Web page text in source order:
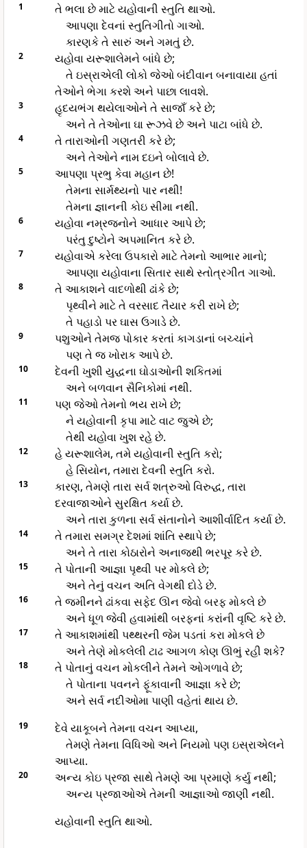
1
તે ભલા છે માટે યહોવાની સ્તુતિ થાઓ.
આપણા દેવનાં સ્તુતિગીતો ગાઓ.
કારણકે તે સારું અને ગમતું છે.
2
યહોવા યરૂશાલેમને બાંધે છે;
તે ઇસ્રાએલી લોકો જેઓ બંદીવાન બનાવાયા હતાં
તેઓને ભેગા કરશે અને પાછા લાવશે.
3
હૃદયભંગ થયેલાઓને તે સાજાઁ કરે છે;
અને તે તેઓના ઘા રૂઝવે છે અને પાટા બાંધે છે.
4
તે તારાઓની ગણતરી કરે છે;
અને તેઓને નામ દઇને બોલાવે છે.
5
આપણા પ્રભુ કેવા મહાન છે!
તેમના સાર્મથ્યનો પાર નથી!
તેમના જ્ઞાનની કોઇ સીમા નથી.
6
યહોવા નમ્રજનોને આધાર આપે છે;
પરંતુ દુષ્ટોને અપમાનિત કરે છે.
7
યહોવાએ કરેલા ઉપકારો માટે તેમનો આભાર માનો;
આપણા યહોવાના સિતાર સાથે સ્તોત્રગીત ગાઓ.
8
તે આકાશને વાદળોથી ઢાંકે છે;
પૃથ્વીને માટે તે વરસાદ તૈયાર કરી રાખે છે;
તે પહાડો પર ઘાસ ઉગાડે છે.
9
પશુઓને તેમજ પોકાર કરતાં કાગડાનાં બચ્ચાંને
પણ તે જ ખોરાક આપે છે.
10
દેવની ખુશી યુદ્ધના ઘોડાઓની શકિતમાં
અને બળવાન સૈનિકોમાં નથી.
11
પણ જેઓ તેમનો ભય રાખે છે;
ને યહોવાની કૃપા માટે વાટ જુએ છે;
તેથી યહોવા ખુશ રહે છે.
12
હે યરૂશાલેમ, તમે યહોવાની સ્તુતિ કરો;
હે સિયોન, તમારા દેવની સ્તુતિ કરો.
13
કારણ, તેમણે તારા સર્વ શત્રુઓ વિરુદ્ધ, તારા
દરવાજાઓને સુરક્ષિત કર્યા છે.
અને તારા કુળના સર્વ સંતાનોને આશીર્વાદિત કર્યા છે.
14
તે તમારા સમગ્ર દેશમાં શાંતિ સ્થાપે છે;
અને તે તારા કોઠારોને અનાજથી ભરપૂર કરે છે.
15
તે પોતાની આજ્ઞા પૃથ્વી પર મોકલે છે;
અને તેનું વચન અતિ વેગથી દોડે છે.
16
તે જમીનને ઢાંકવા સફેદ ઊન જેવો બરફ મોકલે છે
અને ધૂળ જેવી હવામાંથી બરફનાં કરાંની વૃષ્ટિ કરે છે.
17
તે આકાશમાંથી પથ્થરની જેમ પડતાં કરા મોકલે છે
અને તેણે મોકલેલી ટાઢ આગળ કોણ ઊભું રહી શકે?
18
તે પોતાનું વચન મોકલીને તેમને ઓગળાવે છે;
તે પોતાના પવનને ફૂંકાવાની આજ્ઞા કરે છે;
અને સર્વ નદીઓમા પાણી વહેતાં થાય છે.
19
દેવે યાકૂબને તેમના વચન આપ્યા,
તેમણે તેમના વિધિઓ અને નિયમો પણ ઇસ્રાએલને
આપ્યા.
20
અન્ય કોઇ પ્રજા સાથે તેમણે આ પ્રમાણે કર્યુ નથી;
અન્ય પ્રજાઓએ તેમની આજ્ઞાઓ જાણી નથી.
યહોવાની સ્તુતિ થાઓ.